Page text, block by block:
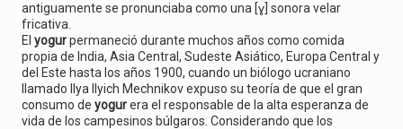
antiguamente se pronunciaba como una [ɣ] sonora velar
fricativa.
El yogurpermaneció durante muchos años como comida
propia de India, Asia Central, Sudeste Asiático, Europa Central y
del Este hasta los años 1900, cuando un biólogo ucraniano
llamado Ilya Ilyich Mechnikov expuso su teoría de que el gran
consumo de yogurera el responsable de la alta esperanza de
vida de los campesinos búlgaros. Considerando que los